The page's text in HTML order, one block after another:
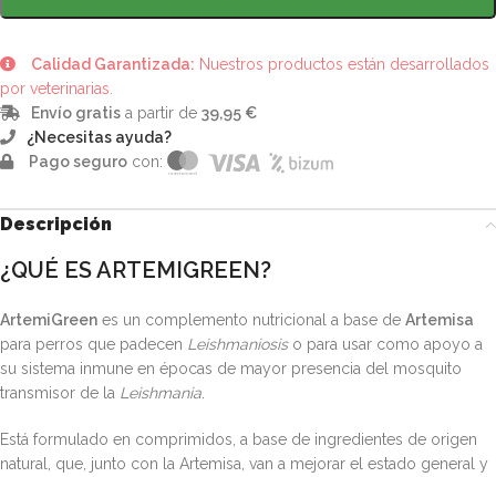
Calidad Garantizada: Nuestros productos están desarrollados
por veterinarias.
Envío gratis a partir de 39,95 €
¿Necesitas ayuda?
Pago seguro con:
Descripción
¿QUÉ ES ARTEMIGREEN?
ArtemiGreen es un complemento nutricional a base de Artemisa
para perros que padecen Leishmaniosiso para usar como apoyo a
su sistema inmune en épocas de mayor presencia del mosquito
transmisor de la Leishmania
Está formulado en comprimidos, a base de ingredientes de origen
natural, que, junto con la Artemisa, van a mejorar el estado general y